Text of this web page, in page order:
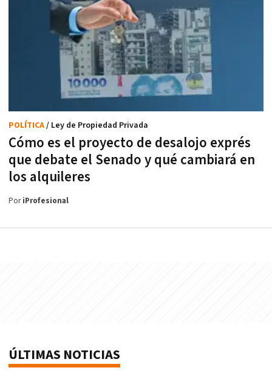
Cómo es el proyecto de desalojo exprés
que debate el Senado y qué cambiará en
los alquileres
POLÍTICA/ Ley de Propiedad Privada
PoriProfesional
ÚLTIMAS NOTICIAS